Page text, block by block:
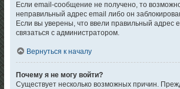
Если email-сообщение не получено, то
неправильный адрес email либо он
Если вы уверены, что ввели правильный адрес
связаться с администратором.
Вернуться к началу
Почему я не могу войти?
Существует несколько возможных причин.